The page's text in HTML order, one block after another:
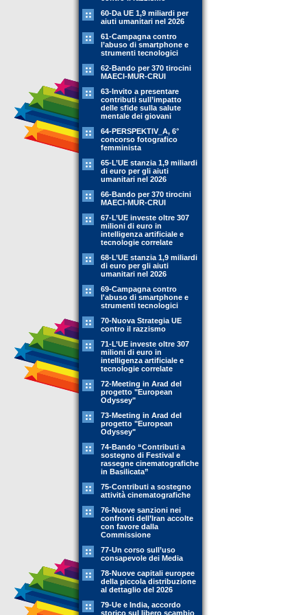
60-Da UE 1,9 miliardi per
aiuti umanitari nel 2026
61-Campagna contro
l’abuso di smartphone e
strumenti tecnologici
62-Bando per 370 tirocini
MAECI-MUR-CRUI
63-Invito a presentare
contributi sull’impatto
delle sfide sulla salute
mentale dei giovani
64-PERSPEKTIV_A, 6°
concorso fotografico
femminista
65-L’UE stanzia 1,9 miliardi
di euro per gli aiuti
umanitari nel 2026
66-Bando per 370 tirocini
MAECI-MUR-CRUI
67-L’UE investe oltre 307
milioni di euro in
intelligenza artificiale e
tecnologie correlate
68-L’UE stanzia 1,9 miliardi
di euro per gli aiuti
umanitari nel 2026
69-Campagna contro
l'abuso di smartphone e
strumenti tecnologici
70-Nuova Strategia UE
contro il razzismo
71-L’UE investe oltre 307
milioni di euro in
intelligenza artificiale e
tecnologie correlate
72-Meeting in Arad del
progetto "European
Odyssey"
73-Meeting in Arad del
progetto "European
Odyssey"
74-Bando “Contributi a
sostegno di Festival e
rassegne cinematografiche
in Basilicata”
75-Contributi a sostegno
attività cinematografiche
76-Nuove sanzioni nei
confronti dell’Iran accolte
con favore dalla
Commissione
77-Un corso sull’uso
consapevole dei Media
78-Nuove capitali europee
della piccola distribuzione
al dettaglio del 2026
79-Ue e India, accordo
storico sul libero scambio